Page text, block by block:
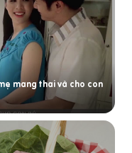
mang thai và cho con